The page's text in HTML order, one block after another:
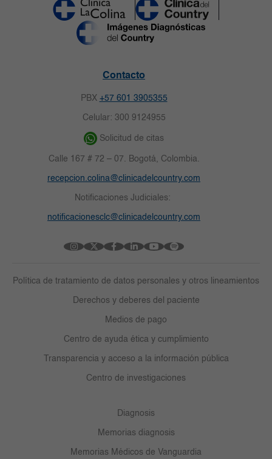
Contacto
PBX +57 601 3905355
Celular: 300 9124955
Solicitud de citas
Calle 167 # 72 – 07. Bogotá, Colombia.
recepcion.colina@clinicadelcountry.com
Notificaciones Judiciales:
notificacionesclc@clinicadelcountry.com
Política de tratamiento de datos personales y otros lineamientos
Derechos y deberes del paciente
Medios de pago
Centro de ayuda ética y cumplimiento
Transparencia y acceso a la información pública
Centro de investigaciones
Diagnosis
Memorias diagnosis
Memorias Médicos de Vanguardia